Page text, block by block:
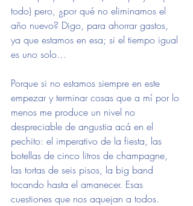
todo) pero, ¿por qué no eliminamos el
año nuevo? Digo, para ahorrar gastos,
ya que estamos en esa; si el tiempo igual
es uno solo…
Porque si no estamos siempre en este
empezar y terminar cosas que a mí por lo
menos me produce un nivel no
despreciable de angustia acá en el
pechito: el imperativo de la fiesta, las
botellas de cinco litros de champagne,
las tortas de seis pisos, la big band
tocando hasta el amanecer. Esas
cuestiones que nos aquejan a todos.